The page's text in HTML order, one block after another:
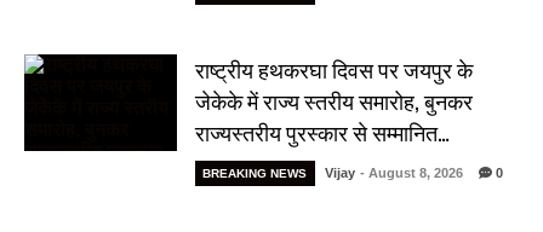
राष्ट्रीय हथकरघा दिवस पर जयपुर के
जेकेके में राज्य स्तरीय समारोह, बुनकर
राज्यस्तरीय पुरस्कार से सम्मानित…
BREAKING NEWS Vijay - August 8, 2026 0